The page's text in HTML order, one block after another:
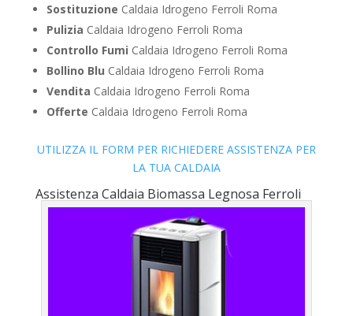
Sostituzione Caldaia Idrogeno Ferroli Roma
Pulizia Caldaia Idrogeno Ferroli Roma
Controllo Fumi Caldaia Idrogeno Ferroli Roma
Bollino Blu Caldaia Idrogeno Ferroli Roma
Vendita Caldaia Idrogeno Ferroli Roma
Offerte Caldaia Idrogeno Ferroli Roma
UTILIZZA IL FORM PER RICHIEDERE ASSISTENZA PER
LA TUA CALDAIA
Assistenza Caldaia Biomassa Legnosa Ferroli